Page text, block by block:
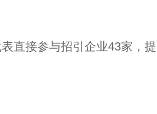
直接参与招引企业43家，提